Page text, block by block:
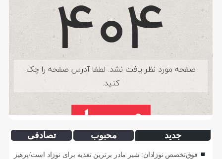
جدید محبوب تصادفی
فوق‌تخصص نوزادان: شیر مادر برترین تغذیه برای نوزاد است/پرهیز